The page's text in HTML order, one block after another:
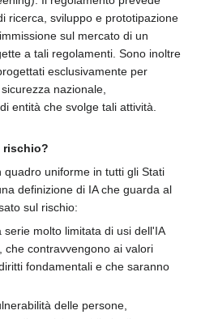
ricerca, sviluppo e prototipazione
sul mercato di un
a tali regolamenti. Sono inoltre
esclusivamente per
nazionale,
entità che svolge tali attività.
rischio?
quadro uniforme in tutti gli Stati
definizione di IA che guarda al
sul rischio:
molto limitata di usi dell'IA
che contravvengono ai valori
fondamentali e che saranno
delle persone,